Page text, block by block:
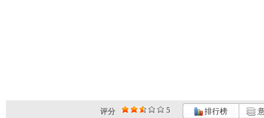
评分 5 排行榜